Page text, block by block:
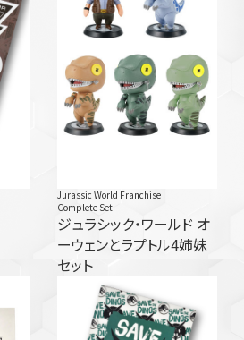
Jurassic World Franchise
Complete Set
ジュラシック・ワールド オ
ーウェンとラプトル4姉妹
セット